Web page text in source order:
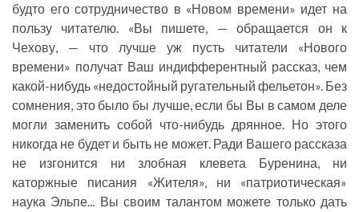
будто его сотрудничество в «Новом времени» идет на
пользу читателю. «Вы пишете, — обращается он к
Чехову, — что лучше уж пусть читатели «Нового
времени» получат Ваш индифферентный рассказ, чем
какой-нибудь «недостойный ругательный фельетон». Без
сомнения, это было бы лучше, если бы Вы в самом деле
могли заменить собой что-нибудь дрянное. Но этого
никогда не будет и быть не может. Ради Вашего рассказа
не изгонится ни злобная клевета Буренина, ни
каторжные писания «Жителя», ни «патриотическая»
наука Эльпе... Вы своим талантом можете только дать